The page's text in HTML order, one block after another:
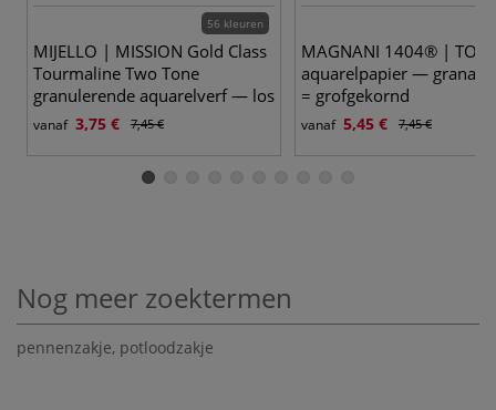
56 kleuren
MIJELLO | MISSION Gold Class
Tourmaline Two Tone
granulerende aquarelverf — los
vanaf 3,75 € 7,45 €
MAGNANI 1404® |
aquarelpapier — grana
= grofgekornd
vanaf 5,45 € 7,45 €
Nog meer zoektermen
pennenzakje, potloodzakje